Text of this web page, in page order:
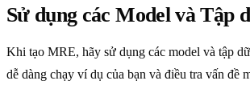
Sử dụng các Model và Tập
Khi tạo MRE, hãy sử dụng các model và tập
dễ dàng chạy ví dụ của bạn và điều tra vấn đề